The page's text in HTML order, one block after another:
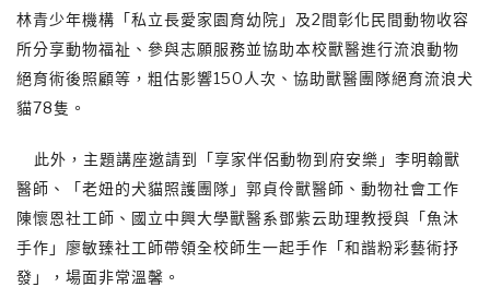
林青少年機構「私立長愛家園育幼院」及2間彰化民間動物收容
所分享動物福祉、參與志願服務並協助本校獸醫進行流浪動物
絕育術後照顧等，粗估影響150人次、協助獸醫團隊絕育流浪犬
貓78隻。
此外，主題講座邀請到「享家伴侶動物到府安樂」李明翰獸
醫師、「老妞的犬貓照護團隊」郭貞伶獸醫師、動物社會工作
陳懷恩社工師、國立中興大學獸醫系鄧紫云助理教授與「魚沐
手作」廖敏臻社工師帶領全校師生一起手作「和諧粉彩藝術抒
發」，場面非常溫馨。